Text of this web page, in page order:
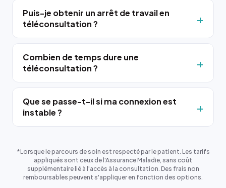
Puis-je obtenir un arrêt de travail en
téléconsultation ?
Combien de temps dure une
téléconsultation ?
Que se passe-t-il si ma connexion est
instable ?
*Lorsque le parcours de soin est respecté par le patient. Les tarifs
appliqués sont ceux de l'Assurance Maladie, sans coût
supplémentaire lié à l'accès à la consultation. Des frais non
remboursables peuvent s'appliquer en fonction des options.